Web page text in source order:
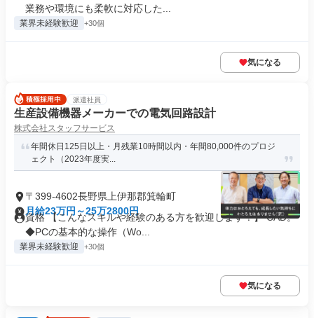
業務や環境にも柔軟に対応した...
業界未経験歓迎 +30個
気になる
派遣社員
生産設備機器メーカーでの電気回路設計
株式会社スタッフサービス
年間休日125日以上・月残業10時間以内・年間80,000件のプロジ
ェクト（2023年度実...
〒399-4602長野県上伊那郡箕輪町
月給23万円～25万2800円
資格 【こんなスキルや経験のある方を歓迎します！】 CAD。
◆PCの基本的な操作（Wo...
業界未経験歓迎 +30個
気になる